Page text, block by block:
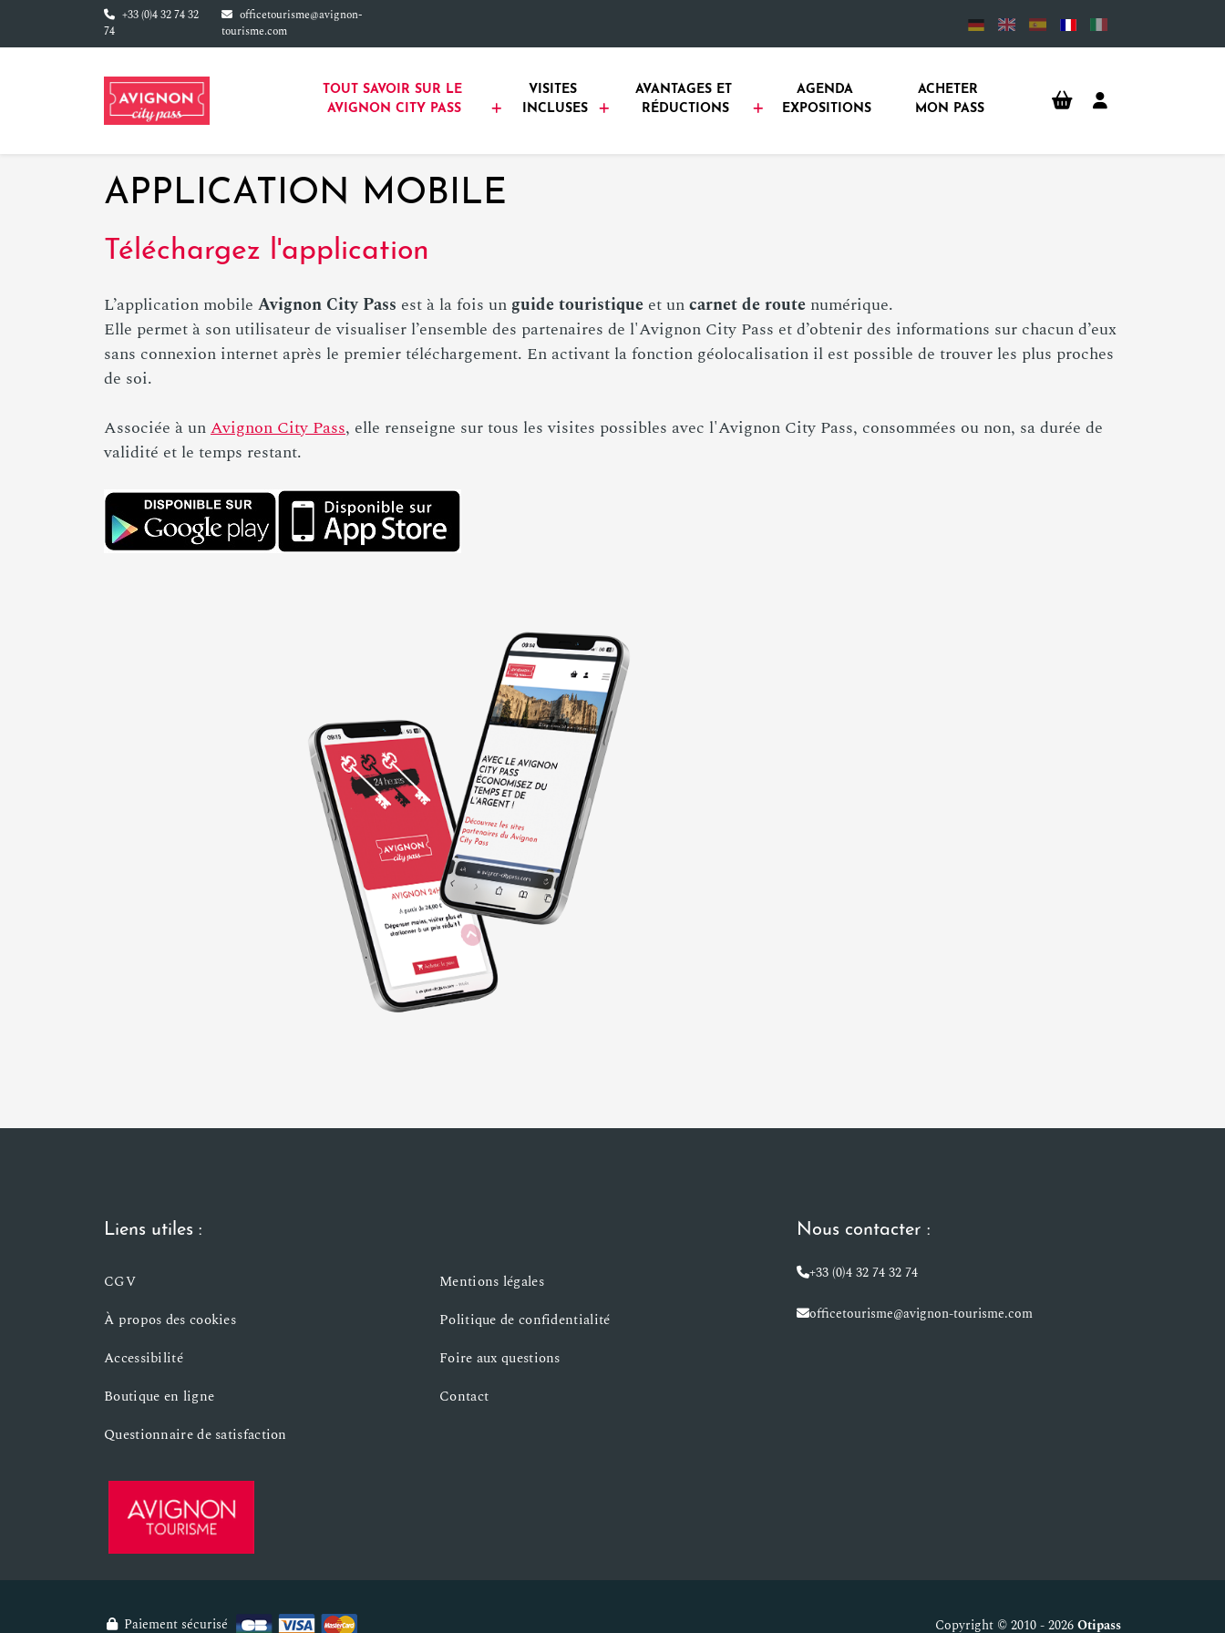
Aller au contenu principal+33 (0)4 32 74 32
74
officetourisme@avignon-
tourisme.com
TOUT SAVOIR SUR LE
AVIGNON CITY PASS
VISITES
INCLUSES
AVANTAGES ET
RÉDUCTIONS
AGENDA
EXPOSITIONS
ACHETER
MON PASS
APPLICATION MOBILE
Téléchargez l'application
L’application mobile Avignon City Pass est à la fois unguide touristique et uncarnet de route numérique.
Elle permet à son utilisateur de visualiser l’ensemble des partenaires de l'Avignon City Pass et d’obtenir des informations sur chacun d’eux
sans connexion internet après le premier téléchargement. En activant la fonction géolocalisation il est possible de trouver les plus proches
de soi.
Associée à unAvignon City Pass, elle renseigne sur tous les visites possibles avec l'Avignon City Pass, consommées ou non, sa durée de
validité et le temps restant.
Liens utiles :
CGV
Mentions légales
À propos des cookies
Politique de confidentialité
Accessibilité
Foire aux questions
Boutique en ligne
Contact
Questionnaire de satisfaction
Nous contacter :
+33 (0)4 32 74 32 74
officetourisme@avignon-tourisme.com
Paiement sécurisé Copyright © 2010 - 2026Otipass